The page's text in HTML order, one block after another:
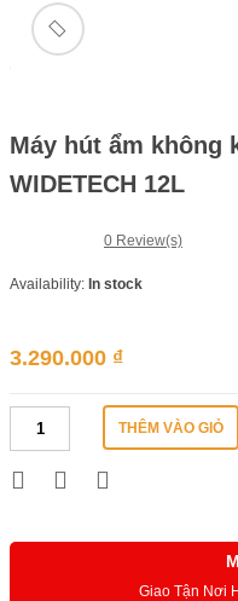
🔍
Máy hút ẩm không
WIDETECH 12L
0 Review(s)
Availability: In stock
3.290.000 ₫
không
THÊM VÀO GIỎ
Giao Tận Nơi